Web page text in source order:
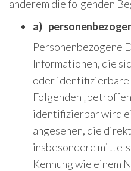
anderem die folgenden
a)
Personenbezogene
Informationen, die
oder identifizierbare
Folgenden
identifizierbar wird
angesehen, die
insbesondere
Kennung wie einem